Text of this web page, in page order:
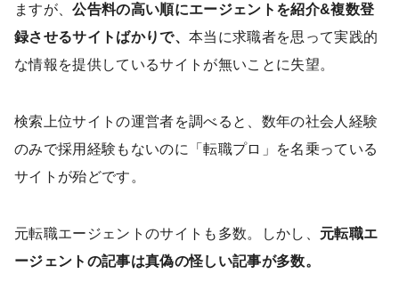
ますが、公告料の高い順にエージェントを紹介&複数登
録させるサイトばかりで、 本当に求職者を思って実践的
な情報を提供しているサイトが無いことに失望。
検索上位サイトの運営者を調べると、数年の社会人経験
のみで採用経験もないのに「転職プロ」を名乗っている
サイトが殆どです。
元転職エージェントのサイトも多数。しかし、 元転職エ
ージェントの記事は真偽の怪しい記事が多数。